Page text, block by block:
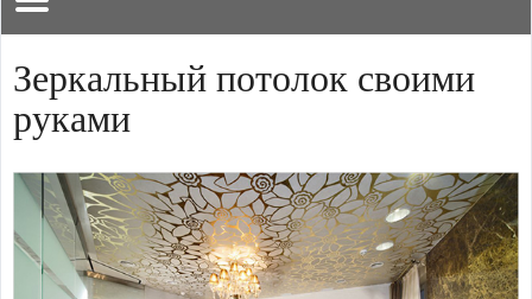
Зеркальный потолок своими
руками